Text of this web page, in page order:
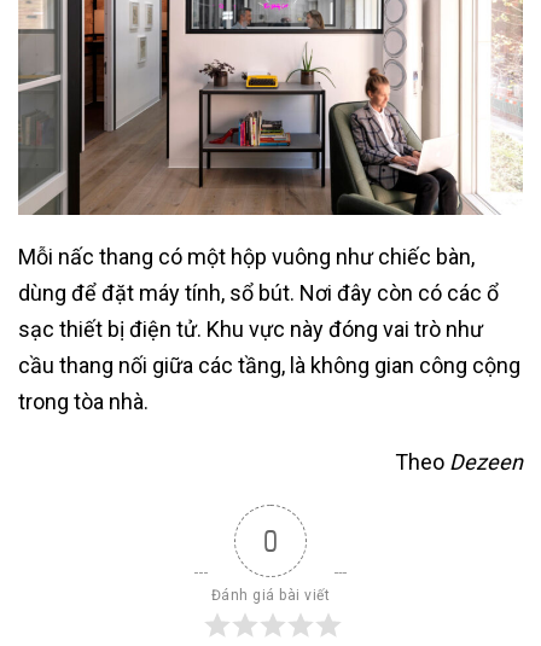
Mỗi nấc thang có một hộp vuông như chiếc bàn,
dùng để đặt máy tính, sổ bút. Nơi đây còn có các ổ
sạc thiết bị điện tử. Khu vực này đóng vai trò như
cầu thang nối giữa các tầng, là không gian công cộng
trong tòa nhà.
Theo Dezeen
0
Đánh giá bài viết